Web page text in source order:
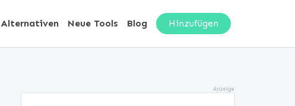
Alternativen Neue Tools Blog Hinzufügen
Anzeige